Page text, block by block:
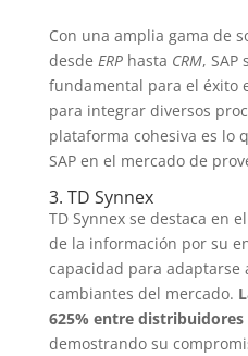
Con una amplia gama de
desde ERPhasta CRM, SAP
fundamental para el éxito
para integrar diversos
plataforma cohesiva es lo
SAP en el mercado de
3. TD Synnex
TD Synnex se destaca en
de la información por su
capacidad para adaptarse
cambiantes del mercado.
625% entre
demostrando su